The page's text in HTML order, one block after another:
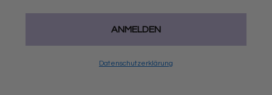
ANMELDEN
Datenschutzerklärung